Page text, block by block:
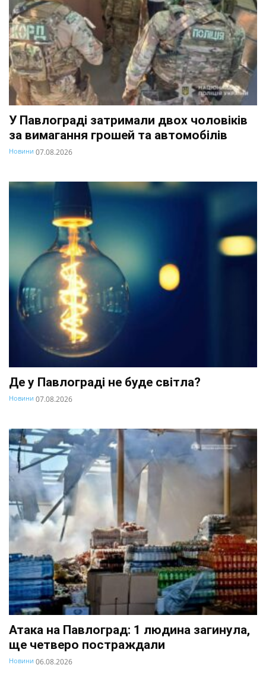
У Павлограді затримали двох чоловіків
за вимагання грошей та автомобілів
Новини 07.08.2026
Де у Павлограді не буде світла?
Новини 07.08.2026
Атака на Павлоград: 1 людина загинула,
ще четверо постраждали
Новини 06.08.2026